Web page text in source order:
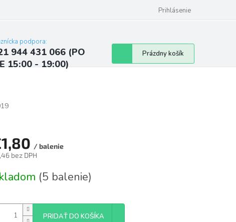
Najčastejšie otázky a odpovede
Prihlásenie
podpora:
944 431 066 (PO
15:00 - 19:00)
Nákupný
košík
Prázdny košík
/ balenie
bez DPH
(5 balenie)
PRIDAŤ DO KOŠÍKA